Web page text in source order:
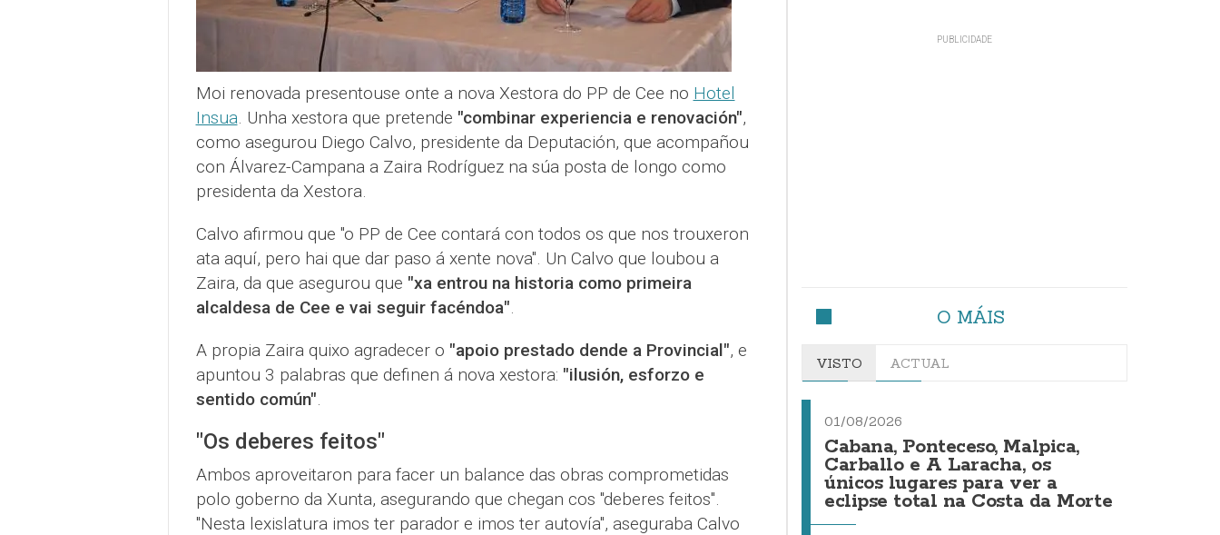
Moi renovada presentouse onte a nova Xestora do PP de Cee no Hotel
Insua. Unha xestora que pretende "combinar experiencia e renovación",
como asegurou Diego Calvo, presidente da Deputación, que acompañou
con Álvarez-Campana a Zaira Rodríguez na súa posta de longo como
presidenta da Xestora.
Calvo afirmou que "o PP de Cee contará con todos os que nos trouxeron
ata aquí, pero hai que dar paso á xente nova". Un Calvo que loubou a
Zaira, da que asegurou que "xa entrou na historia como primeira
alcaldesa de Cee e vai seguir facéndoa".
A propia Zaira quixo agradecer o "apoio prestado dende a Provincial", e
apuntou 3 palabras que definen á nova xestora: "ilusión, esforzo e
sentido común".
"Os deberes feitos"
Ambos aproveitaron para facer un balance das obras comprometidas
polo goberno da Xunta, asegurando que chegan cos "deberes feitos".
"Nesta lexislatura imos ter parador e imos ter autovía", aseguraba Calvo
O MÁIS
VISTO ACTUAL
01/08/2026
Cabana, Ponteceso, Malpica,
Carballo e A Laracha, os
únicos lugares para ver a
eclipse total na Costa da Morte